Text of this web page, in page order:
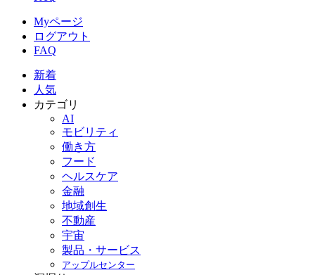
Myページ
ログアウト
FAQ
新着
人気
カテゴリ
AI
モビリティ
働き方
フード
ヘルスケア
金融
地域創生
不動産
宇宙
製品・サービス
アップルセンター